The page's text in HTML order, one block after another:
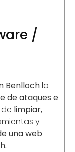
/
Benllochlo
de ataques e
limpiar,
y
una web